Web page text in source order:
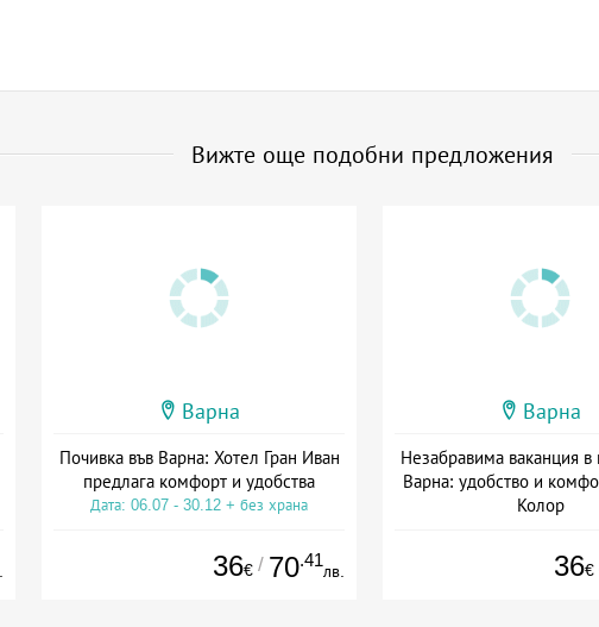
Вижте още подобни предложения
Варна
Почивка във Варна: Хотел Гран Иван
предлага комфорт и удобства
Дата: 06.07 - 30.12 + без храна
36€ / 70.41
лв.
Варна
Незабравима ваканция в
Варна: удобство и
Колор
36€